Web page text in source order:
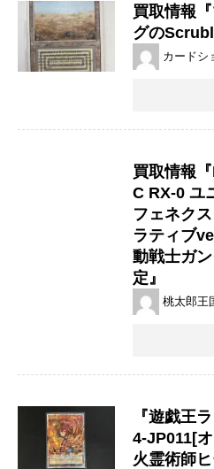
買取情報
グの
カードシ
買取情報
C ​RX-0 ​ユ
フェネク
ラティブ
動戦士ガ
定』
桃太郎王
『遊戯王
4-JP011[
火霊術師